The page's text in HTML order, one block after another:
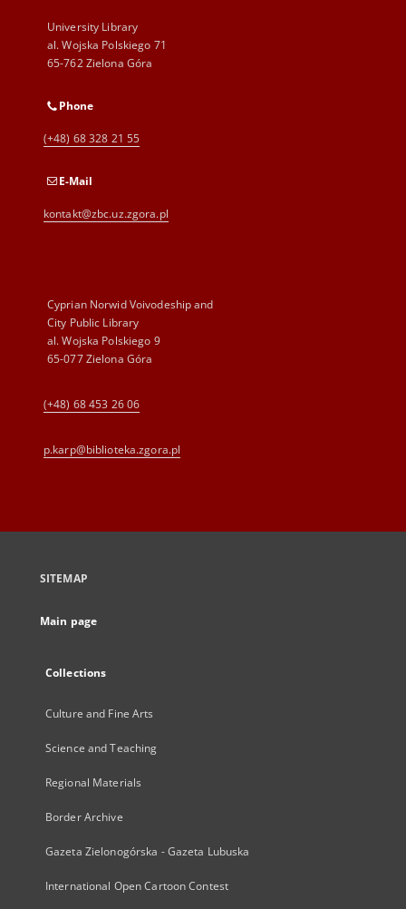
University Library
al. Wojska Polskiego 71
65-762 Zielona Góra
Phone
(+48) 68 328 21 55
E-Mail
kontakt@zbc.uz.zgora.pl
Cyprian Norwid Voivodeship and
City Public Library
al. Wojska Polskiego 9
65-077 Zielona Góra
(+48) 68 453 26 06
p.karp@biblioteka.zgora.pl
SITEMAP
Main page
Collections
Culture and Fine Arts
Science and Teaching
Regional Materials
Border Archive
Gazeta Zielonogórska - Gazeta Lubuska
International Open Cartoon Contest